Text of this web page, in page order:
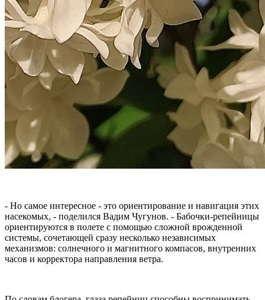
- Но самое интересное - это ориентирование и навигация этих
насекомых, - поделился Вадим Чугунов. - Бабочки-репейницы
ориентируются в полете с помощью сложной врожденной
системы, сочетающей сразу несколько независимых
механизмов: солнечного и магнитного компасов, внутренних
часов и корректора направления ветра.